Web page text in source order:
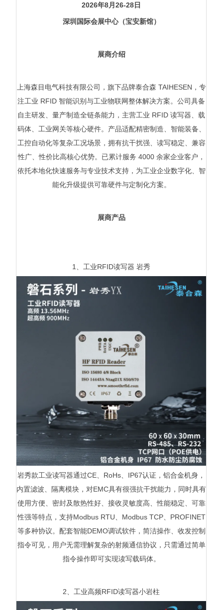
2026年8月26-28日
深圳国际会展中心（宝安新馆）
展商介绍
上海森目电气科技有限公司，旗下品牌泰合森 TAIHESEN，专
注工业 RFID 智能识别与工业物联网整体解决方案。公司具备
自主研发、量产制造全链条能力，主营工业 RFID 读写器、载
码体、工业网关等核心硬件。产品适配精密制造、智能装备、
工控自动化等复杂工况场景，拥有抗干扰强、读写稳定、兼容
性广、性价比高核心优势。已累计服务 4000 余家企业客户，
依托本地化快速服务与专业技术支持，为工业企业数字化、智
能化升级提供可靠硬件与定制化方案。
展商产品
1、工业RFID读写器 岩秀
岩秀款工业读写器通过CE、RoHs、IP67认证，铝合金机身，
内置滤波、隔离模块，对EMC具有很强抗干扰能力，同时具有
使用方便、密封及散热性好、接收灵敏度高、性能稳定、可靠
性强等特点，支持Modbus RTU、Modbus TCP、PROFINET
等多种协议。配套智能DEMO调试软件，简洁操作、收发控制
指令可见，用户无需理解复杂的射频通信协议，只需通过简单
指令操作即可实现读写载码体。
2、工业高频RFID读写器小岩柱